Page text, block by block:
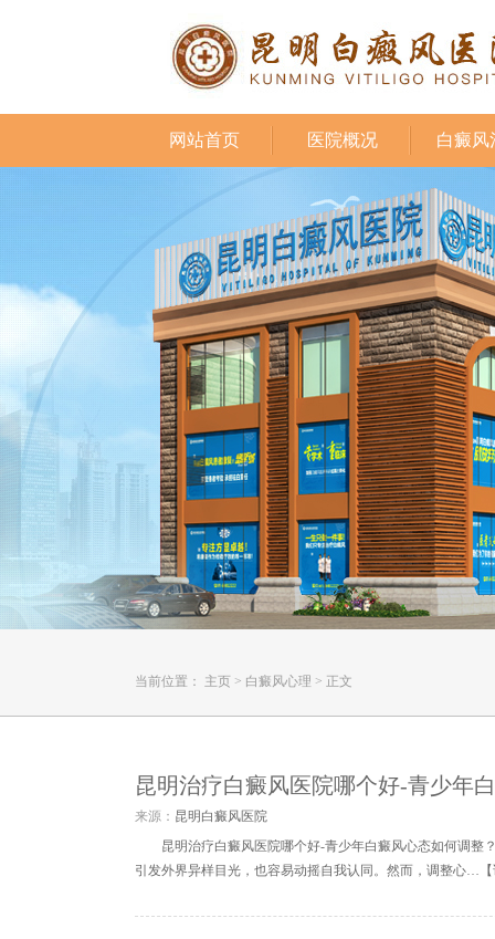
网站首页 医院概况 白癜风
当前位置： 主页 > 白癜风心理 > 正文
昆明治疗白癜风医院哪个好-青少年
来源： 昆明白癜风医院
昆明治疗白癜风医院哪个好-青少年白癜风心态如何调整
引发外界异样目光，也容易动摇自我认同。然而，调整心…【